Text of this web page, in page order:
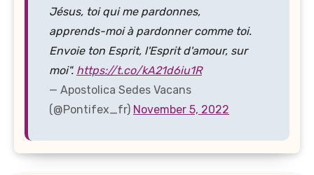
Jésus, toi qui me pardonnes,
apprends-moi à pardonner comme toi.
Envoie ton Esprit, l'Esprit d'amour, sur
moi". https://t.co/kA21d6iu1R
— Apostolica Sedes Vacans
(@Pontifex_fr) November 5, 2022